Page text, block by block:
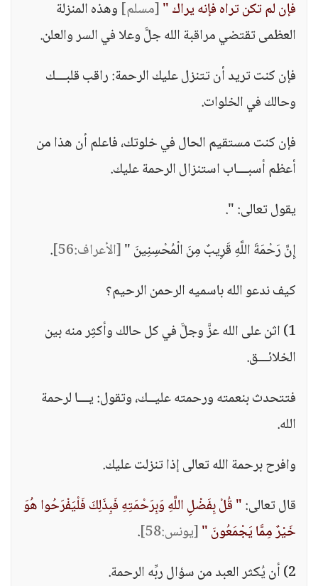
فإن لم تكن تراه فإنه يراك "[مسلم] وهذه المنزلة
العظمى تقتضي مراقبة الله جلَّ وعلا في السر والعلن.
فإن كنت تريد أن تتنزل عليك الرحمة: راقب قلبـــك
وحالك في الخلوات.
فإن كنت مستقيم الحال في خلوتك، فاعلم أن هذا من
أعظم أسبـــاب استنزال الرحمة عليك.
يقول تعالى: ".
إِنَّ رَحْمَةَ اللَّهِ قَرِيبٌ مِنَ الْمُحْسِنِينَ "[الأعراف:56]
.
كيف ندعو الله باسميه الرحمن الرحيم؟
1) اثن على الله عزَّ وجلَّ في كل حالك وأكثِر منه بين
الخلائـــق.
فتتحدث بنعمته ورحمته عليــك، وتقول: يـــا لرحمة
الله.
وافرح برحمة الله تعالى إذا تنزلت عليك.
قال تعالى:" قُلْ بِفَضْلِ اللَّهِ وَبِرَحْمَتِهِ فَبِذَلِكَ فَلْيَفْرَحُوا هُوَ
خَيْرٌ مِمَّا يَجْمَعُونَ "[يونس:58]
.
2) أن يُكثر العبد من سؤال ربِّه الرحمة.